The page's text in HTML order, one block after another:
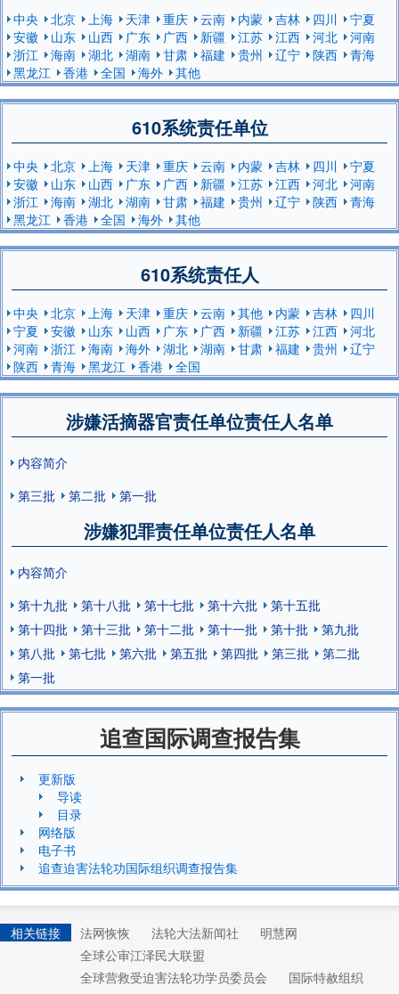
中央 北京 上海 天津 重庆 云南 内蒙 吉林 四川
宁夏
安徽
山东 山西 广东 广西 新疆 江苏 江西 河北
河南
浙江
海南 湖北 湖南 甘肃 福建 贵州 辽宁 陕西
青海
黑龙江
香港 全国 海外 其他
610系统责任单位
中央 北京 上海 天津 重庆 云南 内蒙 吉林 四川
宁夏
安徽
山东 山西 广东 广西 新疆 江苏 江西 河北
河南
浙江
海南 湖北 湖南 甘肃 福建 贵州 辽宁 陕西
青海
黑龙江
香港 全国 海外 其他
610系统责任人
中央 北京 上海 天津 重庆 云南 其他 内蒙 吉林
四川
宁夏
安徽 山东 山西 广东 广西 新疆 江苏 江西
河北
河南
浙江 海南 海外 湖北 湖南 甘肃 福建 贵州
辽宁
陕西
青海 黑龙江 香港 全国
涉嫌活摘器官责任单位责任人名单
内容简介
第三批
第二批 第一批
涉嫌犯罪责任单位责任人名单
内容简介
第十九批
第十八批 第十七批 第十六批
第十五批
第十四批
第十三批 第十二批 第十一批 第十批
第九批
第八批
第七批 第六批 第五批 第四批 第三批
第二批
第一批
追查国际调查报告集
更新版
导读
目录
网络版
电子书
追查迫害法轮功国际组织调查报告集
相关链接 法网恢恢 法轮大法新闻社
明慧网
全球公审江泽民大联盟
全球营救受迫害法轮功学员委员会
国际特赦组织